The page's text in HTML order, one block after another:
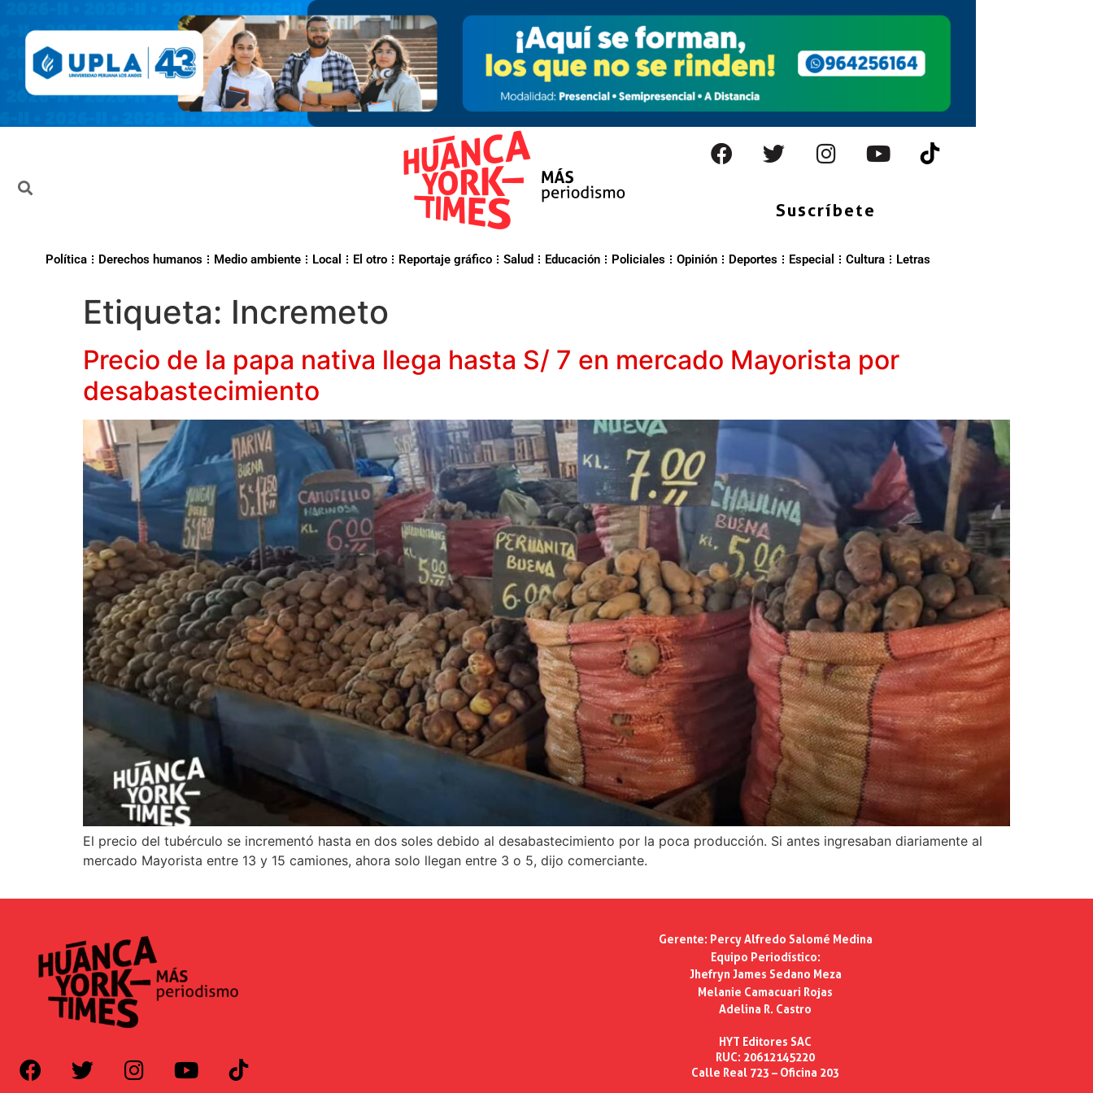
Suscríbete
Política Derechos humanos Medio ambiente Local El otro Reportaje gráfico Salud Educación Policiales Opinión Deportes Especial Cultura Letras
Etiqueta: Incremeto
Precio de la papa nativa llega hasta S/ 7 en mercado Mayorista por
desabastecimiento
El precio del tubérculo se incrementó hasta en dos soles debido al desabastecimiento por la poca producción. Si antes ingresaban diariamente al
mercado Mayorista entre 13 y 15 camiones, ahora solo llegan entre 3 o 5, dijo comerciante.
Gerente: Percy Alfredo Salomé Medina
Equipo Periodístico:
Jhefryn James Sedano Meza
Melanie Camacuari Rojas
Adelina R. Castro
HYT Editores SAC
RUC: 20612145220
Calle Real 723 – Oficina 203